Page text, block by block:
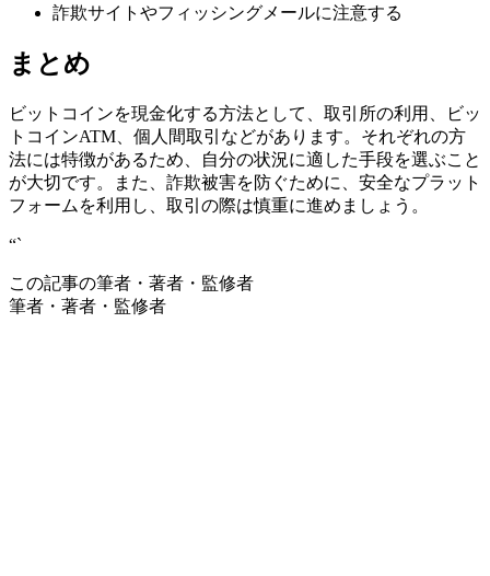
詐欺サイトやフィッシングメールに注意する
まとめ
ビットコインを現金化する方法として、取引所の利用、ビッ
トコインATM、個人間取引などがあります。それぞれの方
法には特徴があるため、自分の状況に適した手段を選ぶこと
が大切です。また、詐欺被害を防ぐために、安全なプラット
フォームを利用し、取引の際は慎重に進めましょう。
“`
この記事の筆者・著者・監修者
筆者・著者・監修者